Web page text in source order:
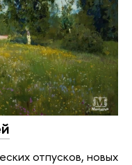
отпусков, новых